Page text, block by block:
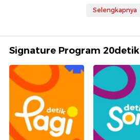
Selengkapnya
Signature Program 20detik